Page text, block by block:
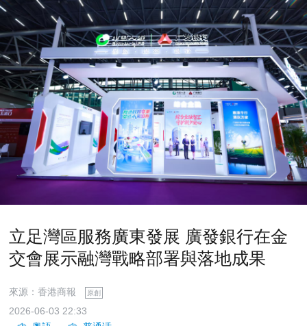
立足灣區服務廣東發展 廣發銀行在金
交會展示融灣戰略部署與落地成果
來源：香港商報 原創
2026-06-03 22:33